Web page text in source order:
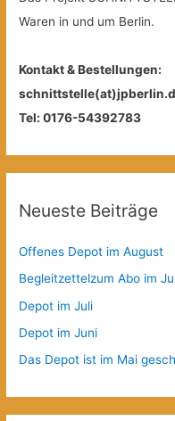
Waren in und um Berlin.
Kontakt & Bestellungen:
Tel: 0176-54392783
Neueste Beiträge
Offenes Depot im August
Begleitzettelzum Abo im
Depot im Juli
Depot im Juni
Das Depot ist im Mai